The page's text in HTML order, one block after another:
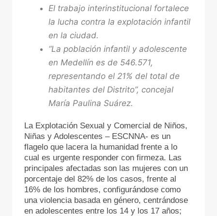
El trabajo interinstitucional fortalece
la lucha contra la explotación infantil
en la ciudad.
“La población infantil y adolescente
en Medellín es de 546.571,
representando el 21% del total de
habitantes del Distrito”, concejal
María Paulina Suárez.
La Explotación Sexual y Comercial de Niños,
Niñas y Adolescentes – ESCNNA- es un
flagelo que lacera la humanidad frente a lo
cual es urgente responder con firmeza. Las
principales afectadas son las mujeres con un
porcentaje del 82% de los casos, frente al
16% de los hombres, configurándose como
una violencia basada en género, centrándose
en adolescentes entre los 14 y los 17 años;